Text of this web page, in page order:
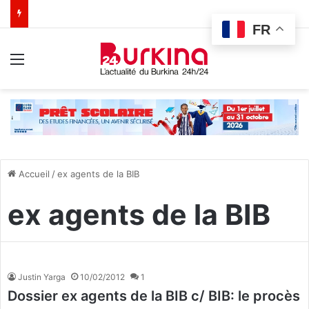
Accueil /ex agents de la BIB
ex agents de la BIB
Justin Yarga 10/02/2012 1
Dossier ex agents de la BIB c/ BIB: le procès
FR